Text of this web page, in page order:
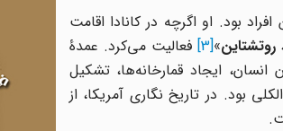
بود. او اگرچه در کانادا اقامت
روتشتاین»
[3]
فعالیت می‌کرد. عمدۀ
ایجاد قمارخانه‌ها، تشکیل
بود. در تاریخ نگاری آمریکا، از